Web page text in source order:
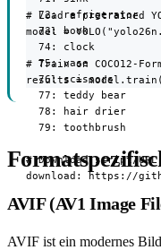
  72: refrigerator
  73: book
  74: clock
  75: vase
  76: scissors
  77: teddy bear
  78: hair drier
  79: toothbrush
# Download script/
download: https://
# Load a pretrained
model =
# Train on COCO12-
results =
AVIF (AV1 Image
AVIF ist ein modernes